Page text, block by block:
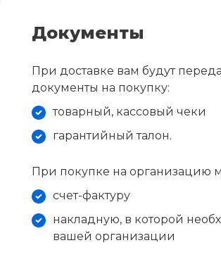
Документы
При доставке вам будут
документы на покупку:
товарный, кассовый чеки
гарантийный талон.
При покупке на организацию
счет-фактуру
накладную, в которой
вашей организации